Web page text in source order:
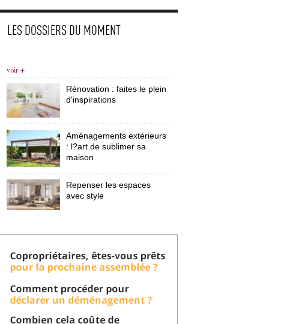
LES DOSSIERS DU MOMENT
voir +
Rénovation : faites le plein
d'inspirations
Aménagements extérieurs
: l?art de sublimer sa
maison
Repenser les espaces
avec style